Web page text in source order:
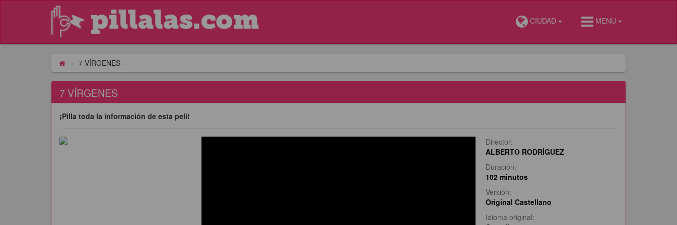
CIUDAD MENU
7 VÍRGENES
7 VÍRGENES
¡Pilla toda la información de esta peli!
Director:
ALBERTO RODRÍGUEZ
Duración:
102 minutos
Versión:
Original Castellano
Idioma original: